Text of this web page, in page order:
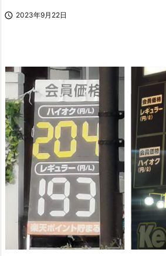
 2023年9月22日